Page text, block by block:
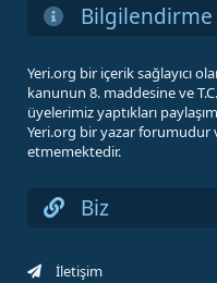
Bilgilendirme
Yeri.org bir içerik sağlayıcı
kanunun 8. maddesine ve
üyelerimiz yaptıkları
Yeri.org bir yazar
etmemektedir.
Biz
İletişim